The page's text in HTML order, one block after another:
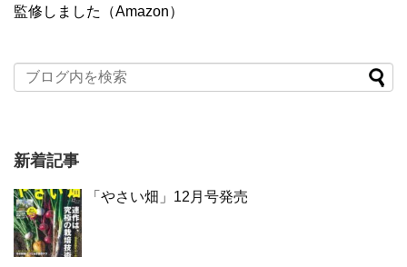
監修しました（Amazon）
新着記事
「やさい畑」12月号発売